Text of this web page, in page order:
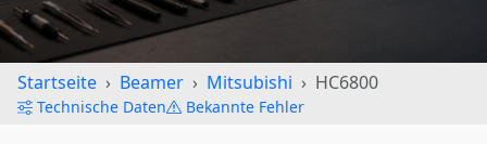
Startseite Beamer Mitsubishi HC6800
Technische Daten Bekannte Fehler